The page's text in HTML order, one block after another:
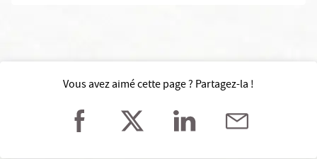
Vous avez aimé cette page ? Partagez-la !